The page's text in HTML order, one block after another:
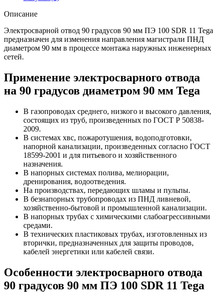
Описание
Электросварной отвод 90 градусов 90 мм ПЭ 100 SDR 11 Tega
предназначен для изменения направления магистрали ПНД
диаметром 90 мм в процессе монтажа наружных инженерных
сетей.
Применение электросварного отвода
на 90 градусов диаметром 90 мм Tega
В газопроводах среднего, низкого и высокого давления,
состоящих из труб, произведенных по ГОСТ Р 50838-
2009.
В системах хвс, пожаротушения, водоподготовки,
напорной канализации, произведенных согласно ГОСТ
18599-2001 и для питьевого и хозяйственного
назначения.
В напорных системах полива, мелиорации,
дренирования, водоотведения.
На производствах, передающих шламы и пульпы.
В безнапорных трубопроводах из ПНД ливневой,
хозяйственно-бытовой и промышленной канализации.
В напорных трубах с химическими слабоагрессивными
средами.
В технических пластиковых трубах, изготовленных из
вторички, предназначенных для защиты проводов,
кабелей энергетики или кабелей связи.
Особенности электросварного отвода
90 градусов 90 мм ПЭ 100 SDR 11 Tega